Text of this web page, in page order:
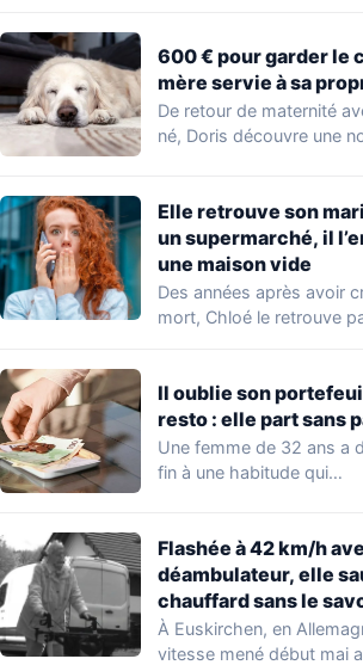
600 € pour garder le
mère servie à sa
De retour de maternité
né, Doris découvre une
Elle retrouve son
un supermarché, il
une maison vide
Des années après avoir
mort, Chloé le retrouve
Il oublie son
resto : elle part sans
Une femme de 32 ans a
fin à une habitude qui…
Flashée à 42 km/h
déambulateur, elle
chauffard sans le
À Euskirchen, en
vitesse mené début mai